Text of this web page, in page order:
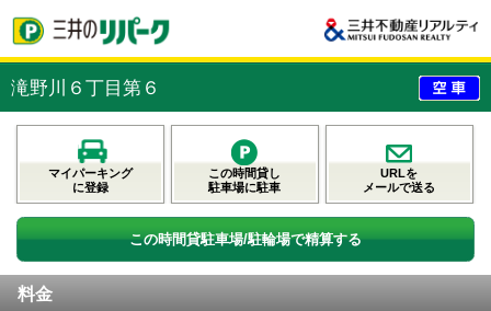
滝野川６丁目第６
マイパーキング
に登録
この時間貸し
駐車場に駐車
URLを
メールで送る
この時間貸駐車場/駐輪場で精算する
料金